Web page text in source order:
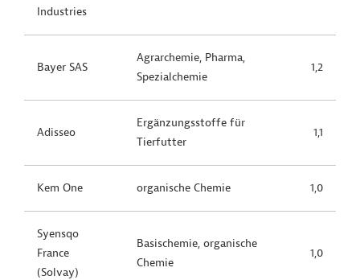
Industries
Bayer SAS
Agrarchemie, Pharma,
Spezialchemie
1,2
Adisseo
Ergänzungsstoffe für
Tierfutter
1,1
Kem One organische Chemie 1,0
Syensqo
France
(Solvay)
Basischemie, organische
Chemie
1,0